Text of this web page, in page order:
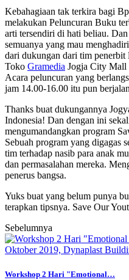
Kebahagiaan tak terkira bagi
melakukan Peluncuran Buku
arti tersendiri di hati beliau.
semuanya yang mau
dari dukungan dari tim
Toko Gramedia Jogja City Mall
Acara peluncuran yang
jam 14.00-16.00 itu pun
Thanks buat dukungannya
Indonesia! Dan dengan ini
mengumandangkan program
Sebuah program yang digagas
tim terhadap nasib para anak
dan permasalahan mereka.
penerus bangsa.
Yuks buat yang belum punya
terapkan tipsnya. Save Our
Sebelumnya
Workshop 2 Hari "Emotional…